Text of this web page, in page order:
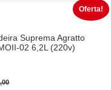
Oferta!
Suprema Agratto
02 6,2L (220v)